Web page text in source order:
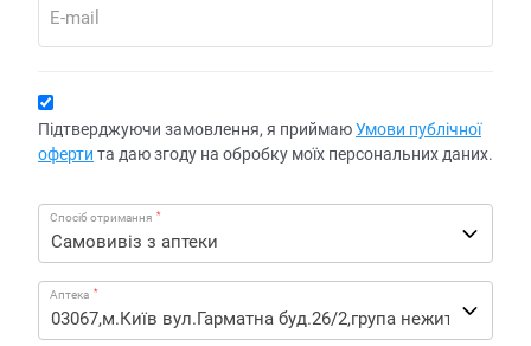
E-mail
Підтверджуючи замовлення, я приймаюУмови публічної
оферти та даю згоду на обробку моїх персональних даних.
Спосіб отримання *
Аптека *